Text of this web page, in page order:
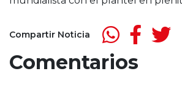
Compartir Noticia
Comentarios